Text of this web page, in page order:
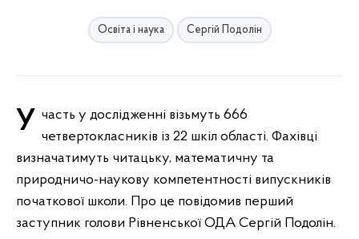
Освіта і наука Сергій Подолін
Участь у дослідженні візьмуть 666 четвертокласників із 22 шкіл області. Фахівці
визначатимуть читацьку, математичну та
природничо-наукову компетентності випускників
початкової школи. Про це повідомив перший
заступник голови Рівненської ОДА Сергій Подолін.